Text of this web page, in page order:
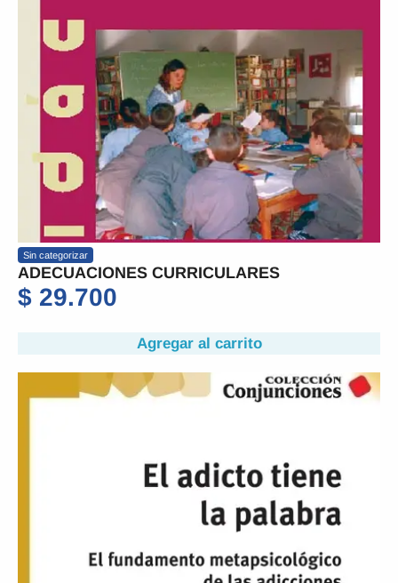
Sin categorizar
ADECUACIONES CURRICULARES
$ 29.700
Agregar al carrito